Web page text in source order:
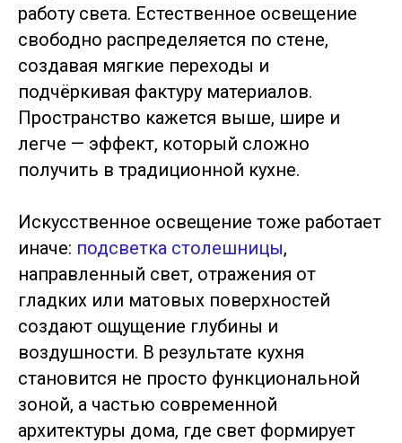
работу света. Естественное освещение
свободно распределяется по стене,
создавая мягкие переходы и
подчёркивая фактуру материалов.
Пространство кажется выше, шире и
легче — эффект, который сложно
получить в традиционной кухне.
Искусственное освещение тоже работает
иначе: подсветка столешницы,
направленный свет, отражения от
гладких или матовых поверхностей
создают ощущение глубины и
воздушности. В результате кухня
становится не просто функциональной
зоной, а частью современной
архитектуры дома, где свет формирует